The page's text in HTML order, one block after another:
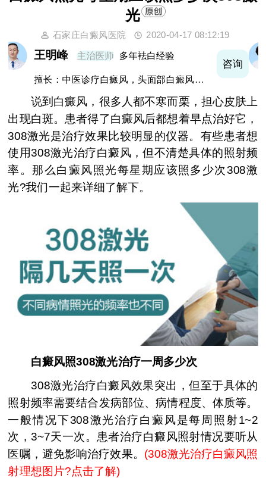
光
石家庄白癜风医院 2020-04-17 08:12:19
高霞 主治医师 20年袪白经验
擅长：青少年及成年女性早期白斑和白斑的
咨询
说到白癜风，很多人都不寒而栗，担心皮肤上
出现白斑。患者得了白癜风后都想着早点治好它，
308激光是治疗效果比较明显的仪器。有些患者想
使用308激光治疗白癜风，但不清楚具体的照射频
率。那么白癜风照光每星期应该照多少次308激
光?我们一起来详细了解下。
白癜风照308激光治疗一周多少次
308激光治疗白癜风效果突出，但至于具体的
照射频率需要结合发病部位、病情程度、体质等。
一般情况下308激光治疗白癜风是每周照射1~2
次，3~7天一次。患者治疗白癜风照射情况要听从
医嘱，避免影响治疗效果。 (308激光治疗白癜风照
射理想图片?点击了解)